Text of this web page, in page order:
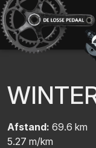
Afstand: 69.6 km
5.27 m/km